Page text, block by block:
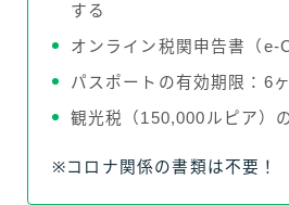
する
オンライン税関申告書（e-
パスポートの有効期限：6
観光税（150,000ルピア）
※コロナ関係の書類は不要！